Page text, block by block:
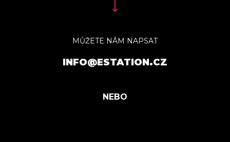
MŮŽETE NÁM NAPSAT
INFO@ESTATION.CZ